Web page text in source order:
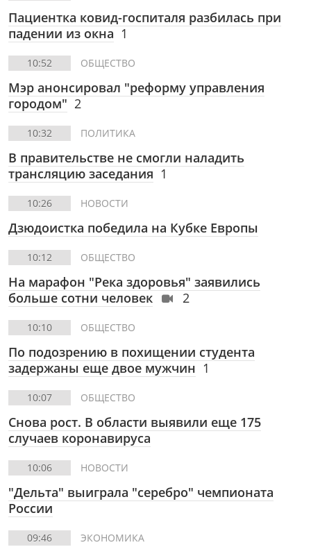
Пациентка ковид-госпиталя разбилась при
падении из окна 1
10:52 ОБЩЕСТВО
Мэр анонсировал "реформу управления
городом" 2
10:32 ПОЛИТИКА
В правительстве не смогли наладить
трансляцию заседания 1
10:26 НОВОСТИ
Дзюдоистка победила на Кубке Европы
10:12 ОБЩЕСТВО
На марафон "Река здоровья" заявились
больше сотни человек
2
10:10 ОБЩЕСТВО
По подозрению в похищении студента
задержаны еще двое мужчин 1
10:07 ОБЩЕСТВО
Снова рост. В области выявили еще 175
случаев коронавируса
10:06 НОВОСТИ
"Дельта" выиграла "серебро" чемпионата
России
09:46 ЭКОНОМИКА